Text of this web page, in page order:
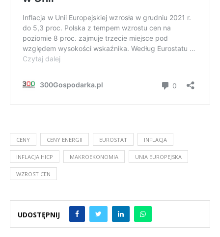
CENY CENY ENERGII EUROSTAT INFLACJA
INFLACJA HICP MAKROEKONOMIA UNIA EUROPEJSKA
WZROST CEN
UDOSTĘPNIJ